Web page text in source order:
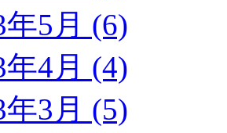
年5月 (6)
年4月 (4)
年3月 (5)